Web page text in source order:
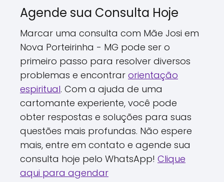
Agende sua Consulta Hoje
Marcar uma consulta com Mãe Josi em
Nova Porteirinha - MG pode ser o
primeiro passo para resolver diversos
problemas e encontrar orientação
espiritual. Com a ajuda de uma
cartomante experiente, você pode
obter respostas e soluções para suas
questões mais profundas. Não espere
mais, entre em contato e agende sua
consulta hoje pelo WhatsApp! Clique
aqui para agendar